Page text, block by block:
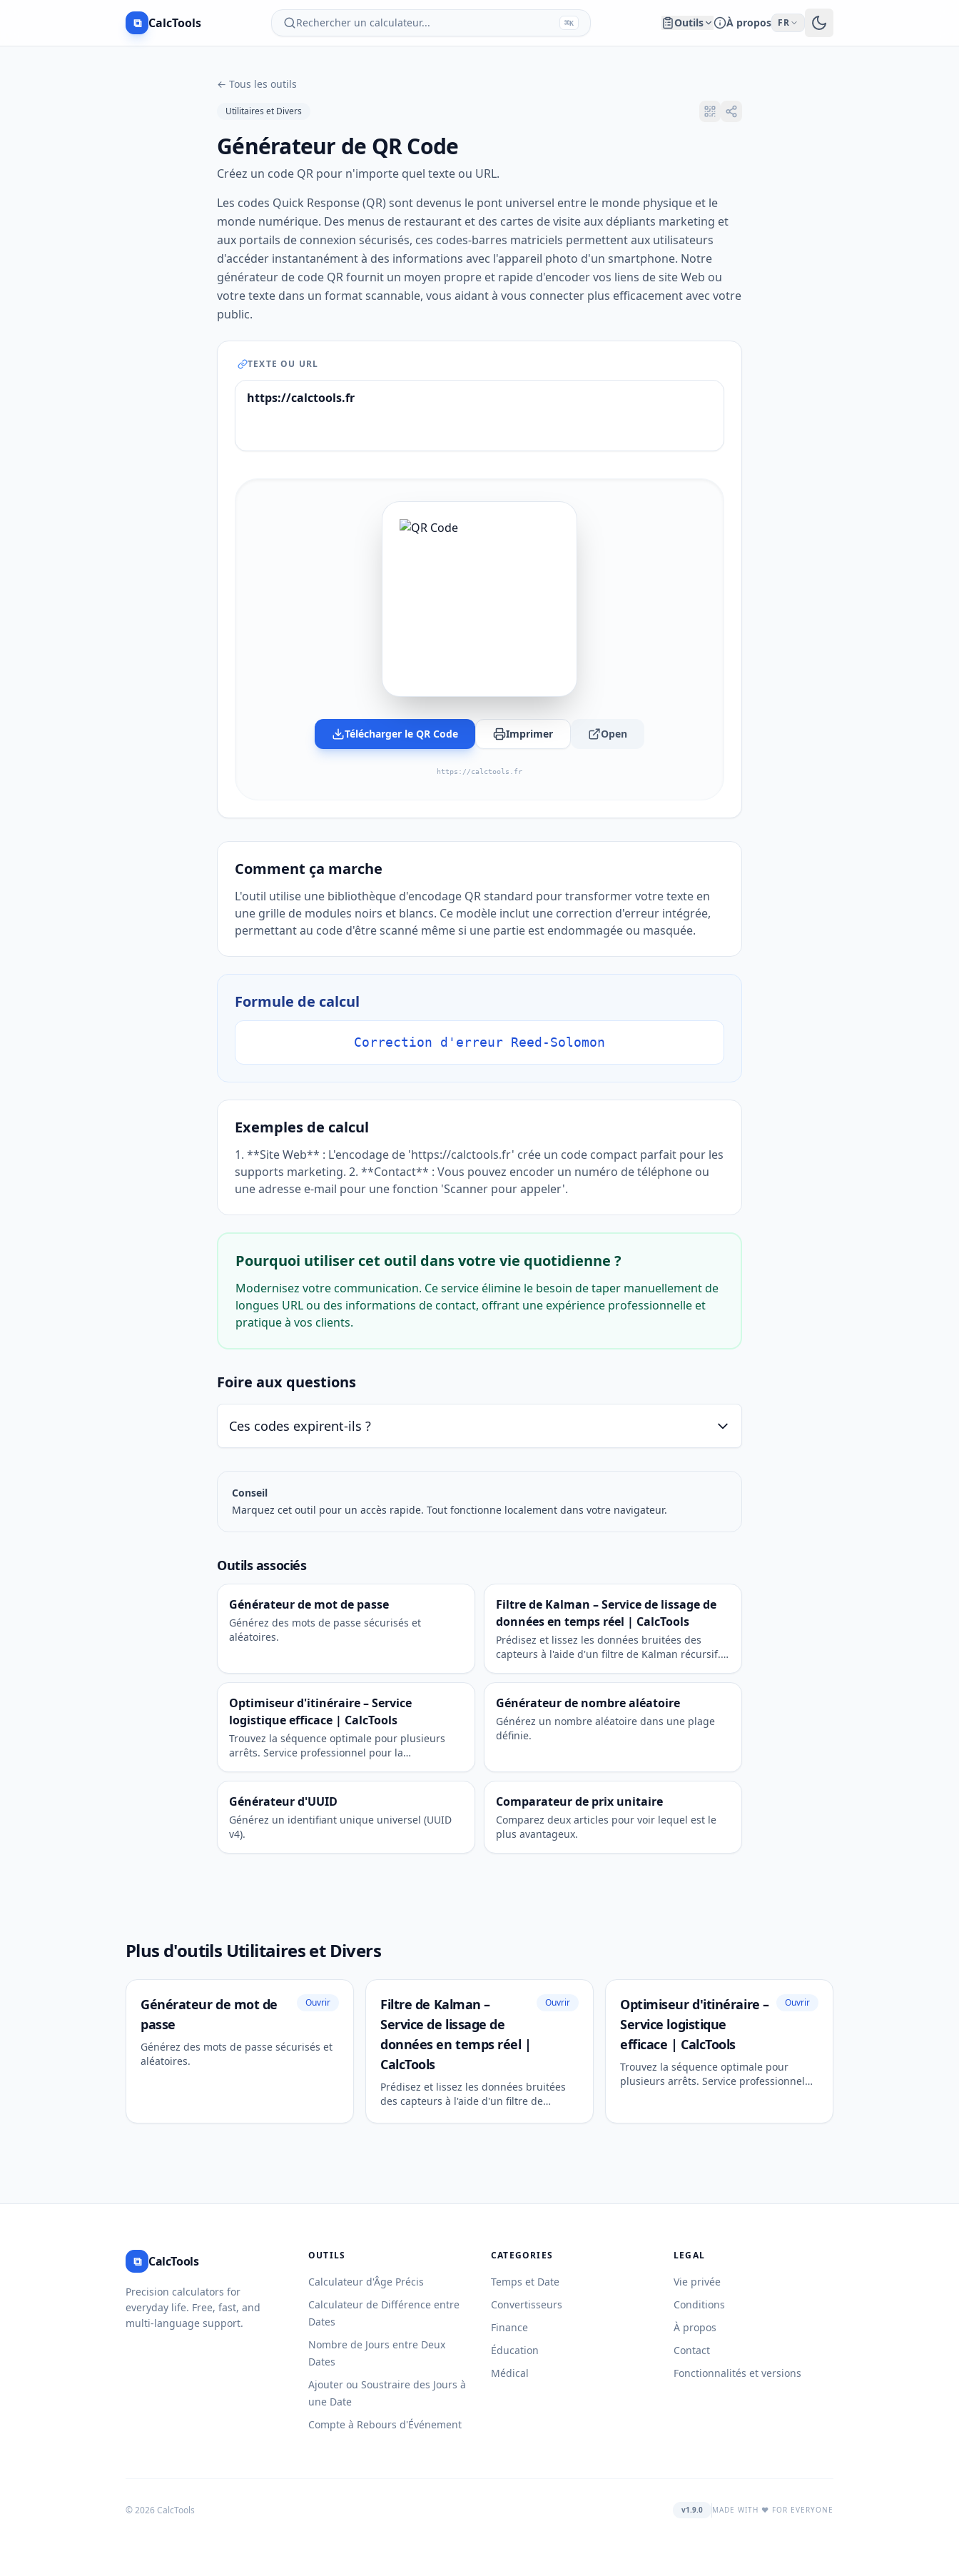
⧉ CalcTools Rechercher un calculateur... ⌘K Outils À propos FR
← Tous les outils
Utilitaires et Divers
Générateur de QR Code
Créez un code QR pour n'importe quel texte ou URL.
Les codes Quick Response (QR) sont devenus le pont universel entre le monde physique et le
monde numérique. Des menus de restaurant et des cartes de visite aux dépliants marketing et
aux portails de connexion sécurisés, ces codes-barres matriciels permettent aux utilisateurs
d'accéder instantanément à des informations avec l'appareil photo d'un smartphone. Notre
générateur de code QR fournit un moyen propre et rapide d'encoder vos liens de site Web ou
votre texte dans un format scannable, vous aidant à vous connecter plus efficacement avec votre
public.
TEXTE OU URL
Télécharger le QR Code Imprimer Open
https://calctools.fr
Comment ça marche
L'outil utilise une bibliothèque d'encodage QR standard pour transformer votre texte en
une grille de modules noirs et blancs. Ce modèle inclut une correction d'erreur intégrée,
permettant au code d'être scanné même si une partie est endommagée ou masquée.
Formule de calcul
Correction d'erreur Reed-Solomon
Exemples de calcul
1. **Site Web** : L'encodage de 'https://calctools.fr' crée un code compact parfait pour les
supports marketing. 2. **Contact** : Vous pouvez encoder un numéro de téléphone ou
une adresse e-mail pour une fonction 'Scanner pour appeler'.
Pourquoi utiliser cet outil dans votre vie quotidienne ?
Modernisez votre communication. Ce service élimine le besoin de taper manuellement de
longues URL ou des informations de contact, offrant une expérience professionnelle et
pratique à vos clients.
Foire aux questions
Ces codes expirent-ils ?
Conseil
Marquez cet outil pour un accès rapide. Tout fonctionne localement dans votre navigateur.
Outils associés
Générateur de mot de passe
Générez des mots de passe sécurisés et
aléatoires.
Filtre de Kalman – Service de lissage de
données en temps réel | CalcTools
Prédisez et lissez les données bruitées des
capteurs à l'aide d'un filtre de Kalman récursif.
robotique.
Optimiseur d'itinéraire – Service
logistique efficace | CalcTools
Trouvez la séquence optimale pour plusieurs
arrêts. Service professionnel pour la
voyages.
Générateur de nombre aléatoire
Générez un nombre aléatoire dans une plage
définie.
Générateur d'UUID
Générez un identifiant unique universel (UUID
v4).
Comparateur de prix unitaire
Comparez deux articles pour voir lequel est le
plus avantageux.
Plus d'outils Utilitaires et Divers
Générateur de mot de
passe
Ouvrir
Générez des mots de passe sécurisés et
aléatoires.
Filtre de Kalman –
Service de lissage de
données en temps réel |
CalcTools
Ouvrir
Prédisez et lissez les données bruitées
des capteurs à l'aide d'un filtre de
Optimiseur d'itinéraire –
Service logistique
efficace | CalcTools
Ouvrir
Trouvez la séquence optimale pour
plusieurs arrêts. Service professionnel
⧉ CalcTools
Precision calculators for
everyday life. Free, fast, and
multi-language support.
OUTILS
Calculateur d'Âge Précis
Calculateur de Différence entre
Dates
Nombre de Jours entre Deux
Dates
Ajouter ou Soustraire des Jours à
une Date
Compte à Rebours d'Événement
CATEGORIES
Temps et Date
Convertisseurs
Finance
Éducation
Médical
LEGAL
Vie privée
Conditions
À propos
Contact
Fonctionnalités et versions
© 2026 CalcTools v1.9.0 MADE WITH ❤️ FOR EVERYONE